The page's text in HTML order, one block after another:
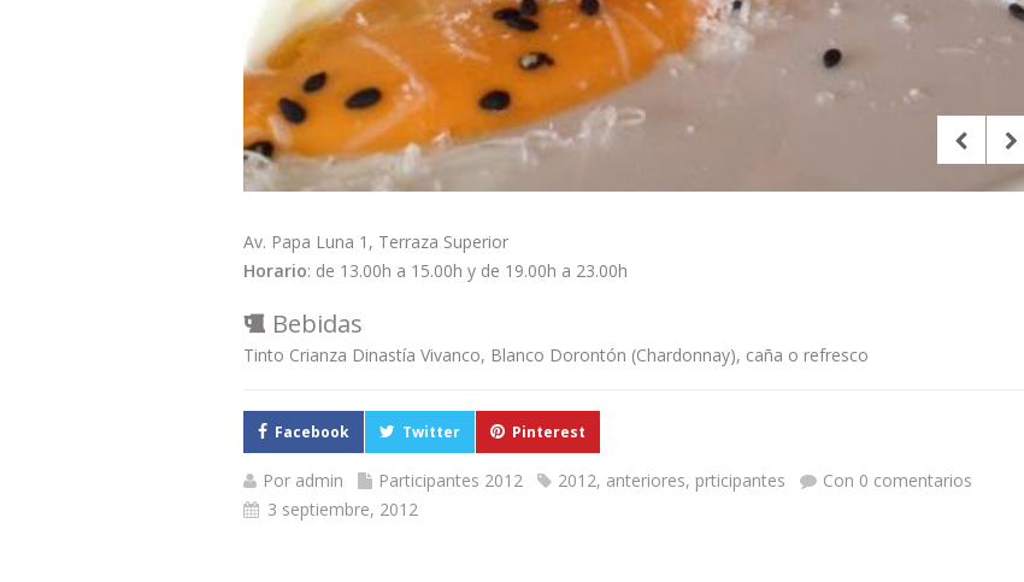
Av. Papa Luna 1, Terraza Superior
Horario: de 13.00h a 15.00h y de 19.00h a 23.00h
Bebidas
Tinto Crianza Dinastía Vivanco, Blanco Dorontón (Chardonnay), caña o refresco
Facebook Twitter Pinterest
Por admin Participantes 2012 2012, anteriores, prticipantes
Con 0 comentarios
3 septiembre, 2012